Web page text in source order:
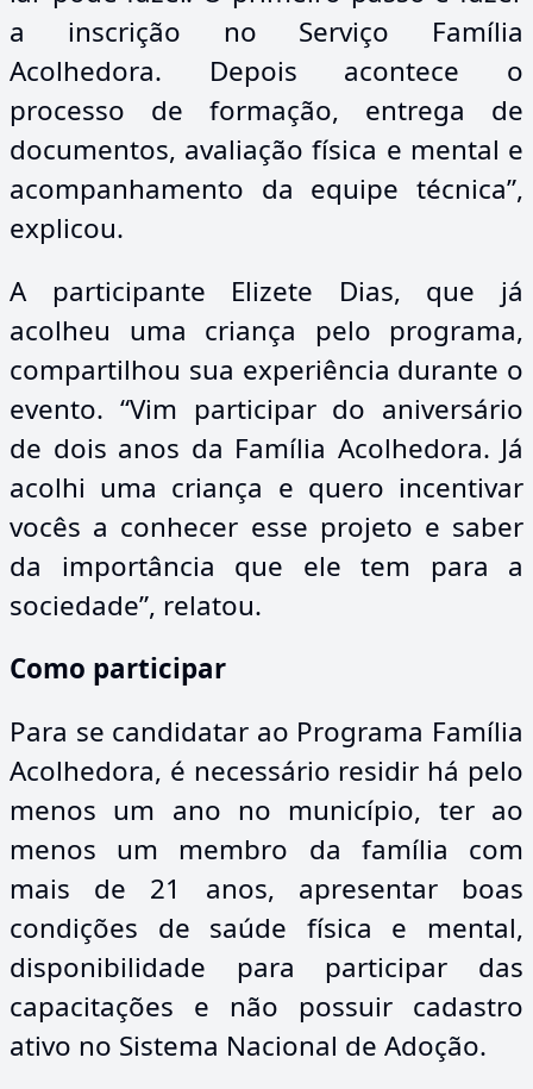
a inscrição no Serviço Família
Acolhedora. Depois acontece o
processo de formação, entrega de
documentos, avaliação física e mental e
acompanhamento da equipe técnica”,
explicou.
A participante Elizete Dias, que já
acolheu uma criança pelo programa,
compartilhou sua experiência durante o
evento. “Vim participar do aniversário
de dois anos da Família Acolhedora. Já
acolhi uma criança e quero incentivar
vocês a conhecer esse projeto e saber
da importância que ele tem para a
sociedade”, relatou.
Como participar
Para se candidatar ao Programa Família
Acolhedora, é necessário residir há pelo
menos um ano no município, ter ao
menos um membro da família com
mais de 21 anos, apresentar boas
condições de saúde física e mental,
disponibilidade para participar das
capacitações e não possuir cadastro
ativo no Sistema Nacional de Adoção.